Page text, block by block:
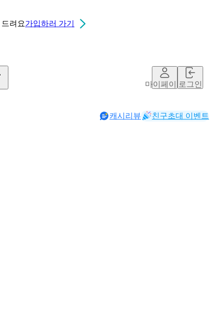
드려요가입하러 가기
마이페이지로그인
캐시리뷰 친구초대 이벤트